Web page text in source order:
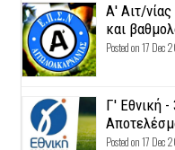
Α' Αιτ/
και
Posted on 17 Dec
Γ' Εθνική -
Posted on 17 Dec